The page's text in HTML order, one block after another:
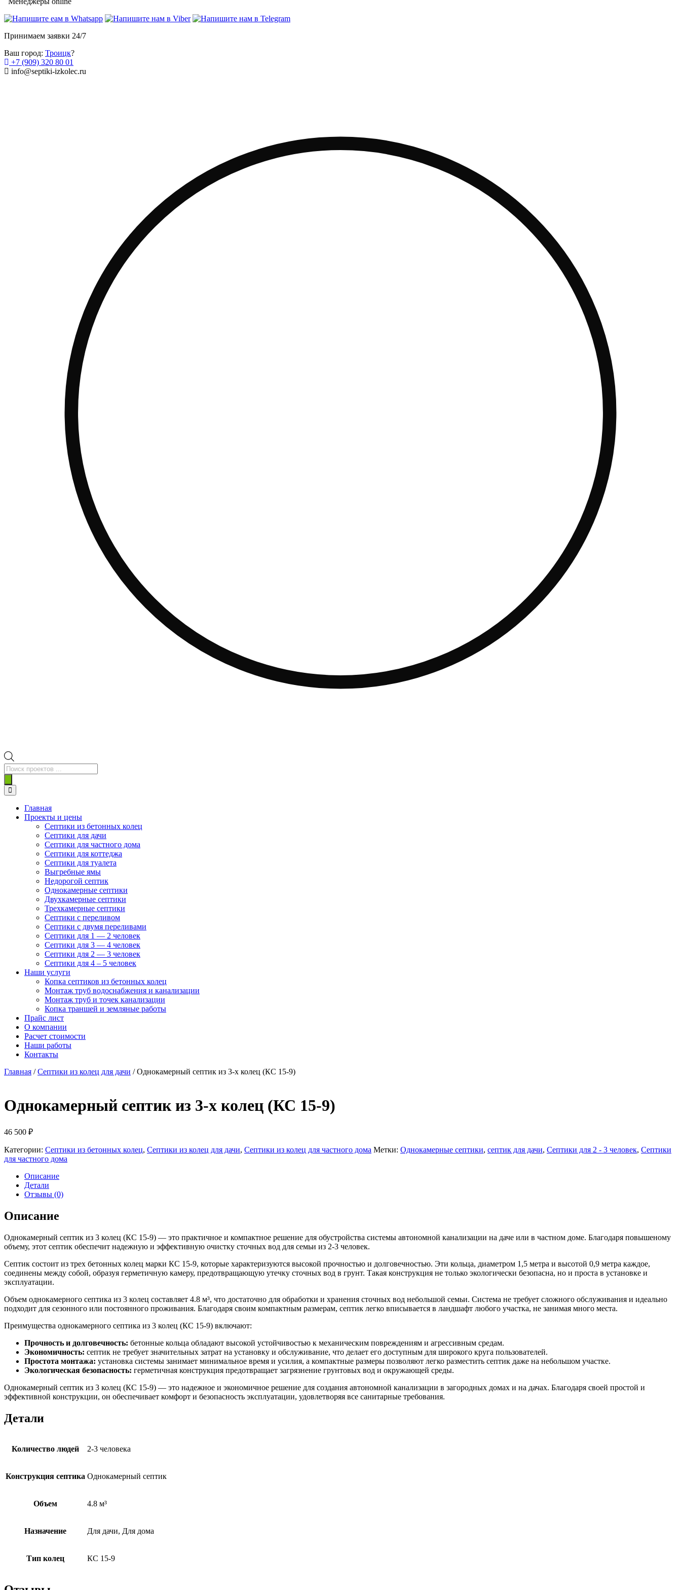
Принимаем заявки 24/7
Ваш город: Троицк?
+7 (909) 320 80 01
info@septiki-izkolec.ru
Поиск
товаров
Главная
Проекты и цены
Септики из бетонных колец
Септики для дачи
Септики для частного дома
Септики для коттеджа
Септики для туалета
Выгребные ямы
Недорогой септик
Однокамерные септики
Двухкамерные септики
Трехкамерные септики
Септики с переливом
Септики с двумя переливами
Септики для 1 — 2 человек
Септики для 3 — 4 человек
Септики для 2 — 3 человек
Септики для 4 – 5 человек
Наши услуги
Копка септиков из бетонных колец
Монтаж труб водоснабжения и канализации
Монтаж труб и точек канализации
Копка траншей и земляные работы
Прайс лист
О компании
Расчет стоимости
Наши работы
Контакты
Главная /Септики из колец для дачи / Однокамерный септик из 3-х колец (КС 15-9)
Однокамерный септик из 3-х колец (КС 15-9)
46 500 ₽
Категории: Септики из бетонных колец, Септики из колец для дачи, Септики из колец для частного дома Метки: Однокамерные септики, септик для дачи, Септики для 2 - 3 человек, Септики
для частного дома
Описание
Детали
Отзывы (0)
Описание
Однокамерный септик из 3 колец (КС 15-9) — это практичное и компактное решение для обустройства системы автономной канализации на даче или в частном доме. Благодаря повышеному
объему, этот септик обеспечит надежную и эффективную очистку сточных вод для семьи из 2-3 человек.
Септик состоит из трех бетонных колец марки КС 15-9, которые характеризуются высокой прочностью и долговечностью. Эти кольца, диаметром 1,5 метра и высотой 0,9 метра каждое,
соединены между собой, образуя герметичную камеру, предотвращающую утечку сточных вод в грунт. Такая конструкция не только экологически безопасна, но и проста в установке и
эксплуатации.
Объем однокамерного септика из 3 колец составляет 4.8 м³, что достаточно для обработки и хранения сточных вод небольшой семьи. Система не требует сложного обслуживания и идеально
подходит для сезонного или постоянного проживания. Благодаря своим компактным размерам, септик легко вписывается в ландшафт любого участка, не занимая много места.
Преимущества однокамерного септика из 3 колец (КС 15-9) включают:
Прочность и долговечность: бетонные кольца обладают высокой устойчивостью к механическим повреждениям и агрессивным средам.
Экономичность: септик не требует значительных затрат на установку и обслуживание, что делает его доступным для широкого круга пользователей.
Простота монтажа: установка системы занимает минимальное время и усилия, а компактные размеры позволяют легко разместить септик даже на небольшом участке.
Экологическая безопасность: герметичная конструкция предотвращает загрязнение грунтовых вод и окружающей среды.
Однокамерный септик из 3 колец (КС 15-9) — это надежное и экономичное решение для создания автономной канализации в загородных домах и на дачах. Благодаря своей простой и
эффективной конструкции, он обеспечивает комфорт и безопасность эксплуатации, удовлетворяя все санитарные требования.
Детали
Количество людей 2-3 человека
Конструкция септика Однокамерный септик
Объем 4.8 м³
Назначение Для дачи, Для дома
Тип колец КС 15-9